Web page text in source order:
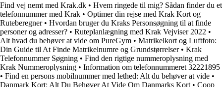
Find vej nemt med Krak.dk • Hvem ringede til mig? Sådan finder du et
telefonnummer med Krak • Optimer din rejse med Krak Kort og
Ruteberegner• Hvordan bruger du Kraks Personsøgning til at finde
personer og adresser? • Ruteplanlægning med Krak Vejviser 2022 •
Alt hvad du behøver at vide om PureGym • Matrikelkort og Luftfoto:
Din Guide til At Finde Matrikelnumre og Grundstørrelser• Krak
Telefonnummer Søgning • Find den rigtige nummeroplysning med
Krak Nummeroplysning • Information om telefonnummeret 32221895
• Find en persons mobilnummer med lethed: Alt du behøver at vide •
Danmark Kort: Alt Du Behøver At Vide Om Danmarks Kort • Coop